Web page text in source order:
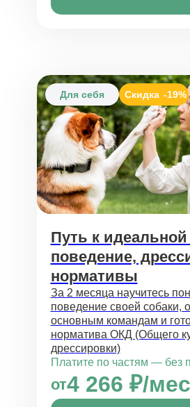
Для себя Скидка -19%
Путь к идеальной
поведение,
нормативы
За 2 месяца научитесь
поведение своей собаки,
основным командам и
норматива ОКД (Общего
дрессировки)
Платите по частям — без
от4 266 ₽/мес